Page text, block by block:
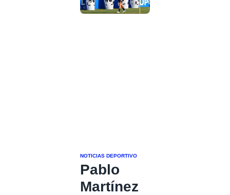
NOTICIAS DEPORTIVO
Pablo
Martínez